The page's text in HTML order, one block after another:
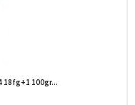
18fg+1 100gr...